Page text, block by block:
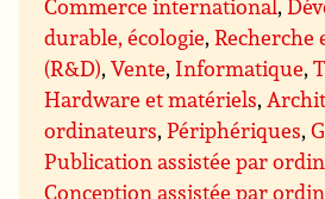
durable, écologie,Recherche
(R&D),Vente, Informatique,
Hardware et matériels,
ordinateurs,Périphériques,
Publication assistée par
Conception assistée par